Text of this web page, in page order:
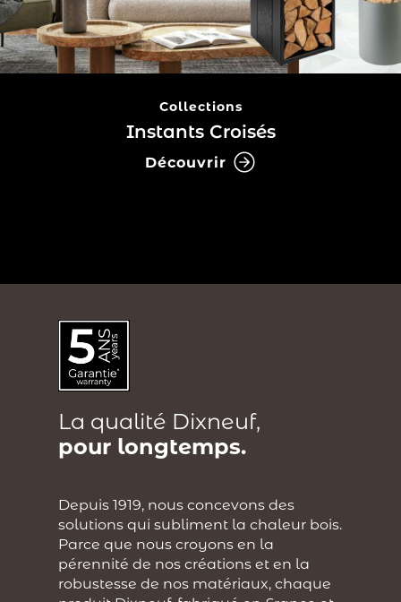
Collections
Instants Croisés
Découvrir
La qualité Dixneuf,
pour longtemps.
Depuis 1919, nous concevons des
solutions qui subliment la chaleur bois.
Parce que nous croyons en la
pérennité de nos créations et en la
robustesse de nos matériaux, chaque